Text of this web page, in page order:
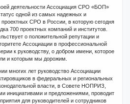
деятельности Ассоциация СРО «БОП»
одной из самых надежных и
СРО в России, в которую сегодня
700 проектных компаний и институтов.
о положительной репутации и
Ассоциации в профессиональной
к руководству, о добром имени, которое
и которым мы дорожим.
многих лет руководство Ассоциации
в федеральных и региональных
власти, в Совете НОПРИЗ,
инициативами и предложениями, проводит
для руководителей и сотрудников